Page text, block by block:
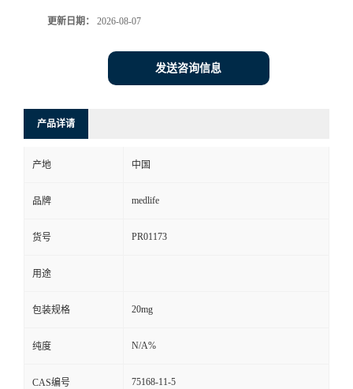
更新日期： 2026-08-07
发送咨询信息
产品详请
产地 中国
品牌 medlife
货号 PR01173
用途
包装规格 20mg
纯度 N/A%
CAS编号 75168-11-5